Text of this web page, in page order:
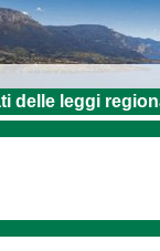
delle leggi